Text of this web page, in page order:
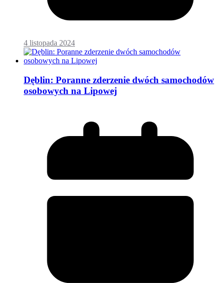
4 listopada 2024
Dęblin: Poranne zderzenie dwóch samochodów
osobowych na Lipowej